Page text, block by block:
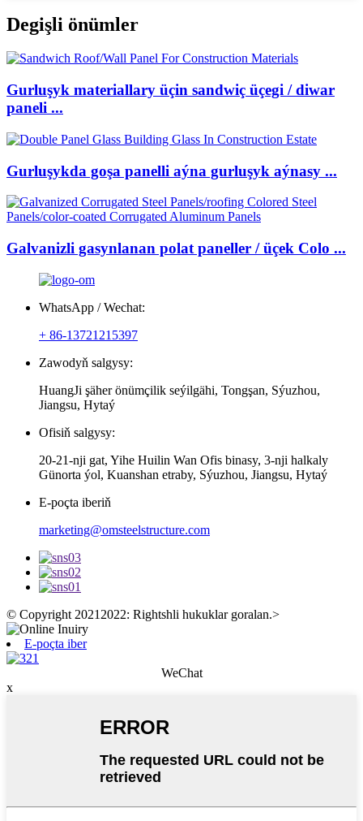
Degişli önümler
Gurluşyk materiallary üçin sandwiç üçegi / diwar
paneli ...
Gurluşykda goşa panelli aýna gurluşyk aýnasy ...
Galvanizli gasynlanan polat paneller / üçek Colo ...
WhatsApp / Wechat:
+ 86-13721215397
Zawodyň salgysy:
HuangJi şäher önümçilik seýilgähi, Tongşan, Sýuzhou,
Jiangsu, Hytaý
Ofisiň salgysy:
20-21-nji gat, Yihe Huilin Wan Ofis binasy, 3-nji halkaly
Günorta ýol, Kuanshan etraby, Sýuzhou, Jiangsu, Hytaý
E-poçta iberiň
marketing@omsteelstructure.com
© Copyright 20212022: Rightshli hukuklar goralan.>
E-poçta iber
WeChat
x